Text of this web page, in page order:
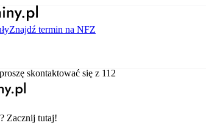
Znajdź termin na NFZ
skontaktować się z 112
Zacznij tutaj!